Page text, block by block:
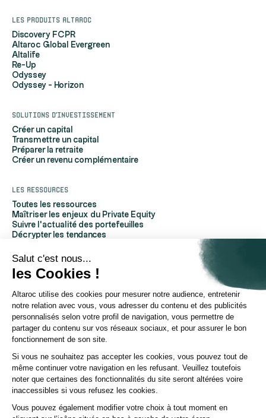
Salut c'est nous...
les Cookies !
Altaroc utilise des cookies pour mesurer notre audience, entretenir
notre relation avec vous, vous adresser du contenu et des publicités
personnalisés selon votre profil de navigation, vous permettre de
partager du contenu sur vos réseaux sociaux, et pour assurer le bon
fonctionnement de son site.
Si vous ne souhaitez pas accepter les cookies, vous pouvez tout de
même continuer votre navigation en les refusant. Veuillez toutefois
noter que certaines des fonctionnalités du site seront altérées voire
inaccessibles si vous refusez les cookies.
Vous pouvez également modifier votre choix à tout moment en
Les produits Altaroc
Discovery FCPR
Altaroc Global Evergreen
Altalife
Re-Up
Odyssey
Odyssey - Horizon
Solutions d'investissement
Créer un capital
Transmettre un capital
Préparer la retraite
Créer un revenu complémentaire
Les ressources
Toutes les ressources
Maîtriser les enjeux du Private Equity
Suivre l'actualité des portefeuilles
Décrypter les tendances
Comprendre le Private Equity
Glossaire
À propos d'Altaroc
Qui sommes-nous
Nous contacter
Espace partenaires
Espace presse
Politique ESG
Chaîne YouTube
Page Linkedin
© Altaroc 2021 -2026